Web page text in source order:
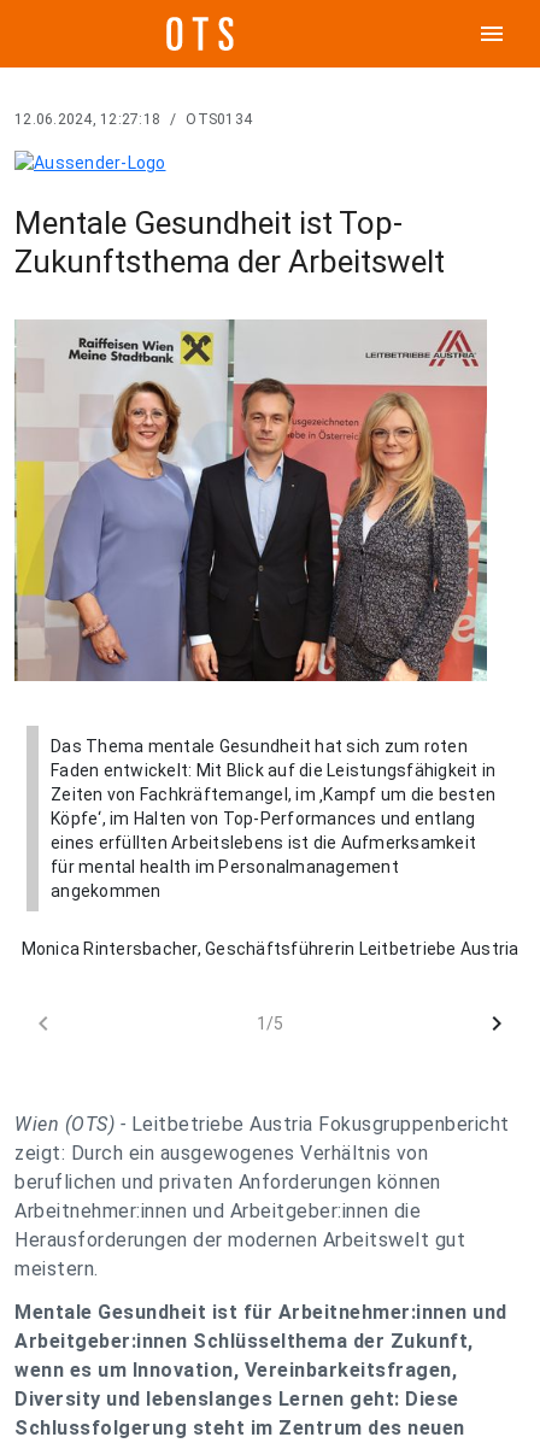
menu
12.06.2024, 12:27:18 / OTS0134
Mentale Gesundheit ist Top-
Zukunftsthema der Arbeitswelt
Das Thema mentale Gesundheit hat sich zum roten
Faden entwickelt: Mit Blick auf die Leistungsfähigkeit in
Zeiten von Fachkräftemangel, im ‚Kampf um die besten
Köpfe‘, im Halten von Top-Performances und entlang
eines erfüllten Arbeitslebens ist die Aufmerksamkeit
für mental health im Personalmanagement
angekommen
Monica Rintersbacher, Geschäftsführerin Leitbetriebe Austria
chevron_left 1/5 chevron_right
Wien (OTS) - Leitbetriebe Austria Fokusgruppenbericht
zeigt: Durch ein ausgewogenes Verhältnis von
beruflichen und privaten Anforderungen können
Arbeitnehmer:innen und Arbeitgeber:innen die
Herausforderungen der modernen Arbeitswelt gut
meistern.
Mentale Gesundheit ist für Arbeitnehmer:innen und
Arbeitgeber:innen Schlüsselthema der Zukunft,
wenn es um Innovation, Vereinbarkeitsfragen,
Diversity und lebenslanges Lernen geht: Diese
Schlussfolgerung steht im Zentrum des neuen